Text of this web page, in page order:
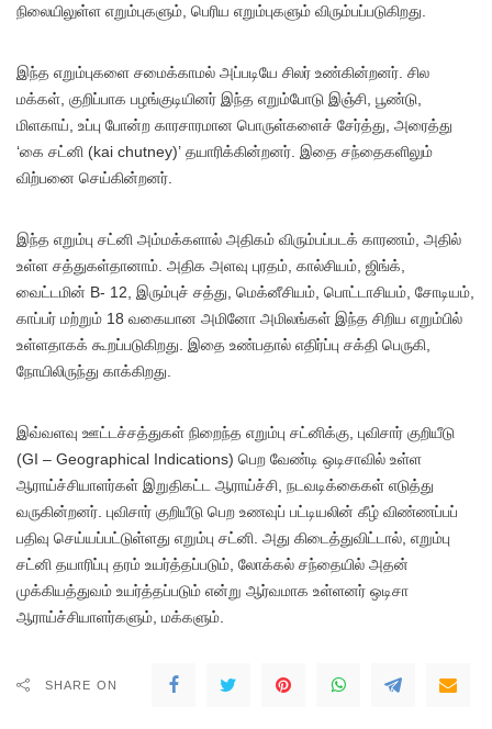
நிலையிலுள்ள எறும்புகளும், பெரிய எறும்புகளும் விரும்பப்படுகிறது.
இந்த எறும்புகளை சமைக்காமல் அப்படியே சிலர் உண்கின்றனர். சில
மக்கள், குறிப்பாக பழங்குடியினர் இந்த எறும்போடு இஞ்சி, பூண்டு,
மிளகாய், உப்பு போன்ற காரசாரமான பொருள்களைச் சேர்த்து, அரைத்து
‘கை சட்னி (kai chutney)’ தயாரிக்கின்றனர். இதை சந்தைகளிலும்
விற்பனை செய்கின்றனர்.
இந்த எறும்பு சட்னி அம்மக்களால் அதிகம் விரும்பப்படக் காரணம், அதில்
உள்ள சத்துகள்தானாம். அதிக அளவு புரதம், கால்சியம், ஜிங்க்,
வைட்டமின் B- 12, இரும்புச் சத்து, மெக்னீசியம், பொட்டாசியம், சோடியம்,
காப்பர் மற்றும் 18 வகையான அமினோ அமிலங்கள் இந்த சிறிய எறும்பில்
உள்ளதாகக் கூறப்படுகிறது. இதை உண்பதால் எதிர்ப்பு சக்தி பெருகி,
நோயிலிருந்து காக்கிறது.
இவ்வளவு ஊட்டச்சத்துகள் நிறைந்த எறும்பு சட்னிக்கு, புவிசார் குறியீடு
(GI – Geographical Indications) பெற வேண்டி ஒடிசாவில் உள்ள
ஆராய்ச்சியாளர்கள் இறுதிகட்ட ஆராய்ச்சி, நடவடிக்கைகள் எடுத்து
வருகின்றனர். புவிசார் குறியீடு பெற உணவுப் பட்டியலின் கீழ் விண்ணப்பப்
பதிவு செய்யப்பட்டுள்ளது எறும்பு சட்னி. அது கிடைத்துவிட்டால், எறும்பு
சட்னி தயாரிப்பு தரம் உயர்த்தப்படும், லோக்கல் சந்தையில் அதன்
முக்கியத்துவம் உயர்த்தப்படும் என்று ஆர்வமாக உள்ளனர் ஒடிசா
ஆராய்ச்சியாளர்களும், மக்களும்.
SHARE ON